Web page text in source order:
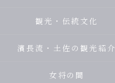
観光・伝統文化
濱長流・土佐の観光紹介
女将の間